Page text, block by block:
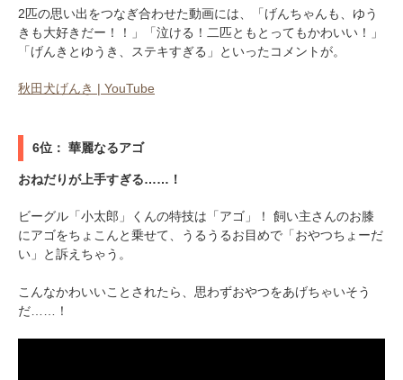
2匹の思い出をつなぎ合わせた動画には、「げんちゃんも、ゆう
きも大好きだー！！」「泣ける！二匹ともとってもかわいい！」
「げんきとゆうき、ステキすぎる」といったコメントが。
秋田犬げんき | YouTube
6位： 華麗なるアゴ
おねだりが上手すぎる……！
ビーグル「小太郎」くんの特技は「アゴ」！ 飼い主さんのお膝
にアゴをちょこんと乗せて、うるうるお目めで「おやつちょーだ
い」と訴えちゃう。
こんなかわいいことされたら、思わずおやつをあげちゃいそう
だ……！